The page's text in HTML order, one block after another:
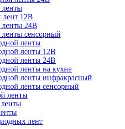
ленты
лент 12В
ленты 24В
сенсорный
ленты
ленты 12В
ленты 24В
ленты на кухне
ленты инфракрасный
ленты сенсорный
ленты
лент